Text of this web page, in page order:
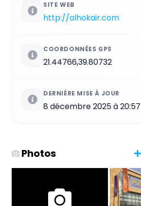
SITE WEB
http://alhokair.com
COORDONNÉES GPS
21.44766,39.80732
DERNIÈRE MISE À JOUR
8 décembre 2025 à 20:57
Photos